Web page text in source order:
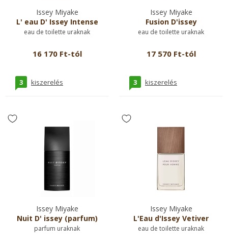
Issey Miyake
L' eau D' Issey Intense
eau de toilette uraknak
16 170 Ft-tól
3 kiszerelés
Issey Miyake
Fusion D'issey
eau de toilette uraknak
17 570 Ft-tól
3 kiszerelés
Issey Miyake
Nuit D' issey (parfum)
parfum uraknak
Issey Miyake
L'Eau d'Issey Vetiver
eau de toilette uraknak